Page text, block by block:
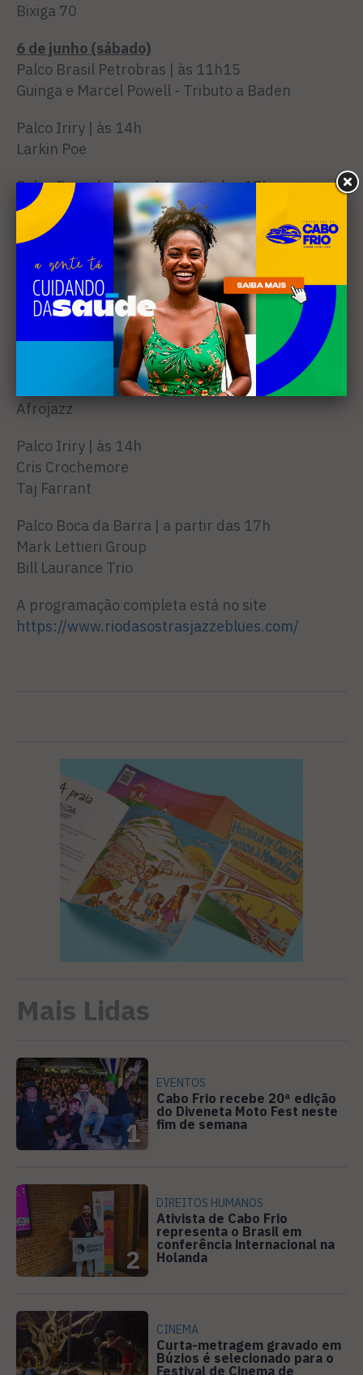
Bixiga 70
6 de junho (sábado)
Palco Brasil Petrobras | às 11h15
Guinga e Marcel Powell - Tributo a Baden
Palco Iriry | às 14h
Larkin Poe
Palco Boca da Barra | a partir das 17h
Nubya Garcia
Palco Costazul | a partir das 20h
Linda May Han Oh
Bill Laurance Trio
Taj Farrant
7 de junho (domingo)
Palco Brasil Petrobras | às 11h15
Afrojazz
Palco Iriry | às 14h
Cris Crochemore
Taj Farrant
Palco Boca da Barra | a partir das 17h
Mark Lettieri Group
Bill Laurance Trio
A programação completa está no site
https://www.riodasostrasjazzeblues.com/
Mais Lidas
1
EVENTOS
Cabo Frio recebe 20ª edição
do Diveneta Moto Fest neste
fim de semana
2
DIREITOS HUMANOS
Ativista de Cabo Frio
representa o Brasil em
conferência internacional na
Holanda
CINEMA
Curta-metragem gravado em
Búzios é selecionado para o
Festival de Cinema de